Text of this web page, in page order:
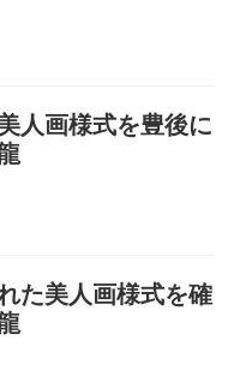
人画様式を豊後に
た美人画様式を確